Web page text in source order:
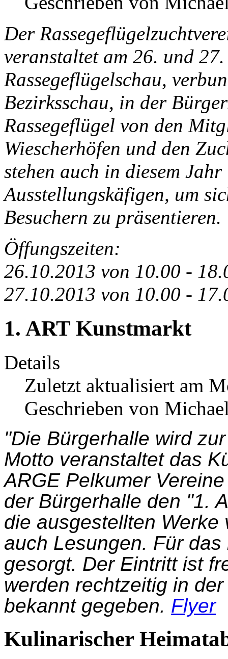
Der
veranstaltet am 26. und
Rassegeflügelschau,
Bezirksschau, in der
Rassegeflügel von den
Wiescherhöfen und den
stehen auch in diesem
Ausstellungskäfigen, um
Besuchern zu präsentieren.
Öffungszeiten:
26.10.2013 von 10.00 -
27.10.2013 von 10.00 -
1. ART Kunstmarkt
Details
Zuletzt aktualisiert am
Geschrieben von
"Die Bürgerhalle wird
Motto veranstaltet das
ARGE Pelkumer
der Bürgerhalle den "1.
die ausgestellten
auch Lesungen. Für
gesorgt. Der Eintritt ist
werden rechtzeitig in
bekannt gegeben. Flyer
Kulinarischer